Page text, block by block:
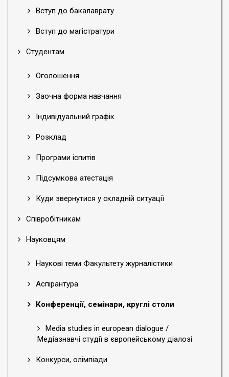
Вступ до бакалаврату
Вступ до магістратури
Студентам
Оголошення
Заочна форма навчання
Індивідуальний графік
Розклад
Програми іспитів
Підсумкова атестація
Куди звернутися у складній ситуації
Співробітникам
Науковцям
Наукові теми Факультету журналістики
Аспірантура
Конференції, семінари, круглі столи
Media studies in european dialogue /
Медіазнавчі студії в європейському діалозі
Конкурси, олімпіади